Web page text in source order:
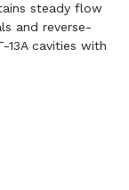
steady flow
and reverse-
cavities with